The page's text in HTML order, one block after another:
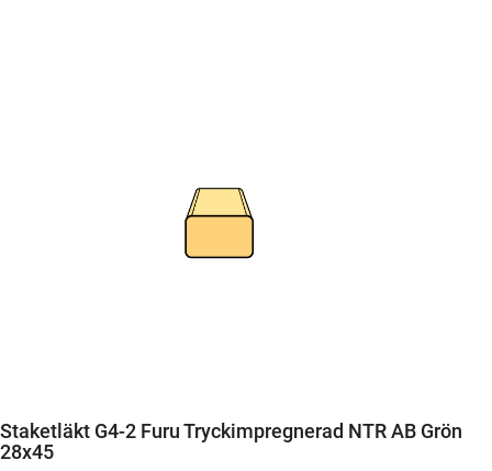
Staketläkt G4-2 Furu Tryckimpregnerad NTR AB Grön
28x45